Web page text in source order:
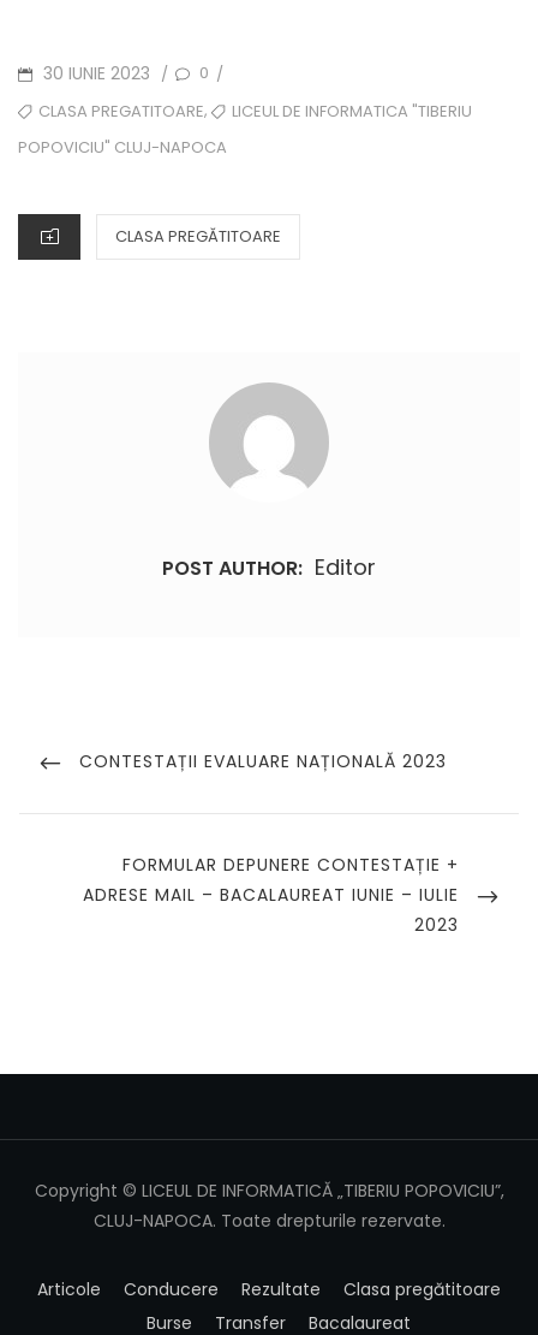
POSTED
ON
30 IUNIE 2023 / 0 /
TAGSCLASA PREGATITOARE,
LICEUL DE INFORMATICA "TIBERIU
POPOVICIU" CLUJ-NAPOCA
CATEGORIES
CLASA PREGĂTITOARE
POST AUTHOR: Editor
în
PREVIOUS
CONTESTAȚII EVALUARE NAȚIONALĂ 2023
NEXT
POST
FORMULAR DEPUNERE CONTESTAȚIE +
ADRESE MAIL – BACALAUREAT IUNIE – IULIE
2023
Copyright © LICEUL DE INFORMATICĂ „TIBERIU POPOVICIU”,
CLUJ-NAPOCA. Toate drepturile rezervate.
Articole Conducere Rezultate
Clasa pregătitoare
Burse
Transfer Bacalaureat